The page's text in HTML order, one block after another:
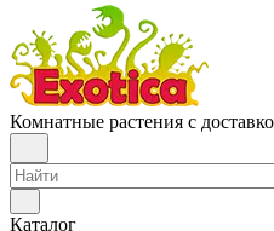
Комнатные растения с
Каталог